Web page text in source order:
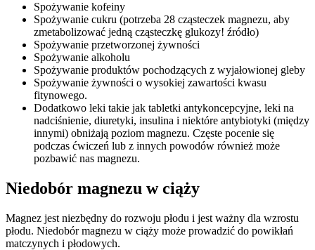
Spożywanie kofeiny
Spożywanie cukru (potrzeba 28 cząsteczek magnezu, aby
zmetabolizować jedną cząsteczkę glukozy! źródło)
Spożywanie przetworzonej żywności
Spożywanie alkoholu
Spożywanie produktów pochodzących z wyjałowionej gleby
Spożywanie żywności o wysokiej zawartości kwasu
fitynowego.
Dodatkowo leki takie jak tabletki antykoncepcyjne, leki na
nadciśnienie, diuretyki, insulina i niektóre antybiotyki (między
innymi) obniżają poziom magnezu. Częste pocenie się
podczas ćwiczeń lub z innych powodów również może
pozbawić nas magnezu.
Niedobór magnezu w ciąży
Magnez jest niezbędny do rozwoju płodu i jest ważny dla wzrostu
płodu. Niedobór magnezu w ciąży może prowadzić do powikłań
matczynych i płodowych.